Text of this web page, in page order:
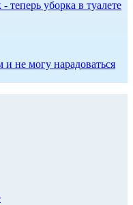
теперь уборка в туалете
не могу нарадоваться